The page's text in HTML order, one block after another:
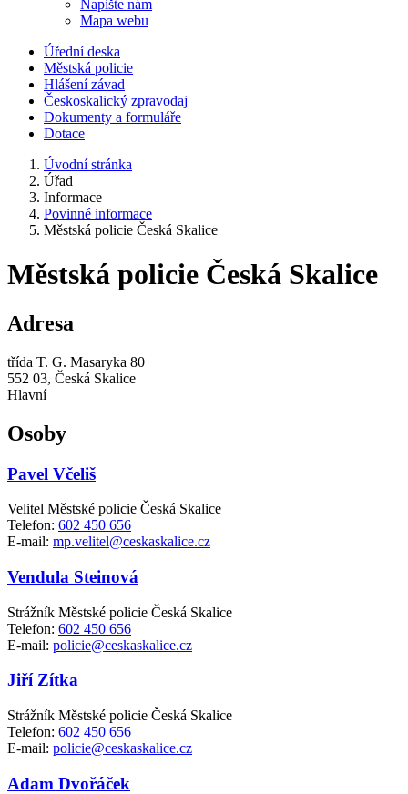
Napište nám
Mapa webu
Úřední deska
Městská policie
Hlášení závad
Českoskalický zpravodaj
Dokumenty a formuláře
Dotace
Úvodní stránka
Úřad
Informace
Povinné informace
Městská policie Česká Skalice
Městská policie Česká Skalice
Adresa
třída T. G. Masaryka 80
552 03, Česká Skalice
Hlavní
Osoby
Pavel Včeliš
Velitel Městské policie Česká Skalice
Telefon: 602 450 656
E-mail: mp.velitel@ceskaskalice.cz
Vendula Steinová
Strážník Městské policie Česká Skalice
Telefon: 602 450 656
E-mail: policie@ceskaskalice.cz
Jiří Zítka
Strážník Městské policie Česká Skalice
Telefon: 602 450 656
E-mail: policie@ceskaskalice.cz
Adam Dvořáček